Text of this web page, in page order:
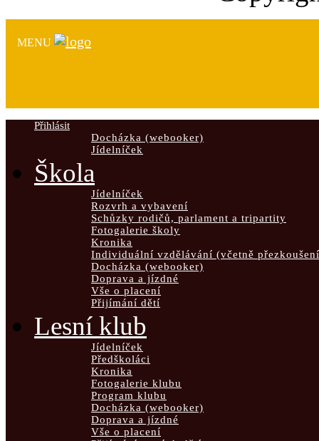
MENU
Přihlásit
Docházka (webooker)
Jídelníček
Škola
Jídelníček
Rozvrh a vybavení
Schůzky rodičů, parlament a tripartity
Fotogalerie školy
Kronika
Individuální vzdělávání (včetně
Docházka (webooker)
Doprava a jízdné
Vše o placení
Přijímání dětí
Lesní klub
Jídelníček
Předškoláci
Kronika
Fotogalerie klubu
Program klubu
Docházka (webooker)
Doprava a jízdné
Vše o placení